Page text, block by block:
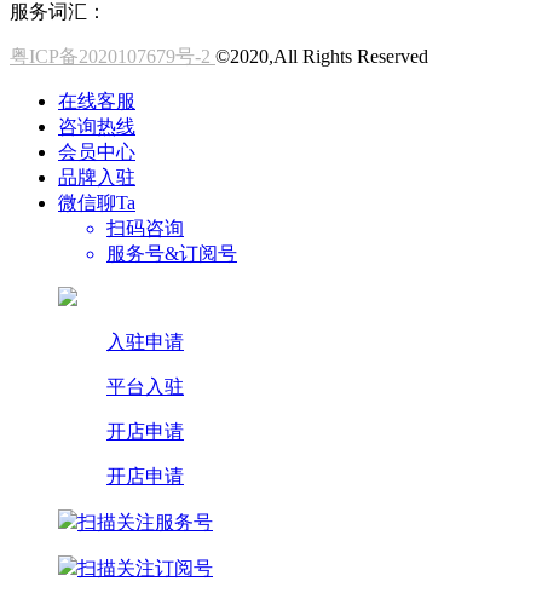
服务词汇：
粤ICP备2020107679号-2 ©2020,All Rights Reserved
在线客服
咨询热线
会员中心
品牌入驻
微信聊Ta
扫码咨询
服务号&订阅号
入驻申请
平台入驻
开店申请
开店申请
扫描关注服务号
扫描关注订阅号